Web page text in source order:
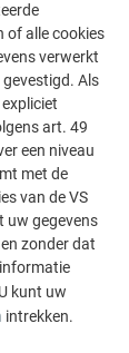
of alle cookies
verwerkt
gevestigd. Als
art. 49
een niveau
met de
van de VS
uw gegevens
zonder dat
kunt uw
intrekken.